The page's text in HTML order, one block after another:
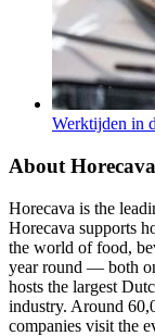
Werktijden in
About Horecava
Horecava is the
Horecava supports
the world of food,
year round — both
hosts the largest
industry. Around
companies visit the